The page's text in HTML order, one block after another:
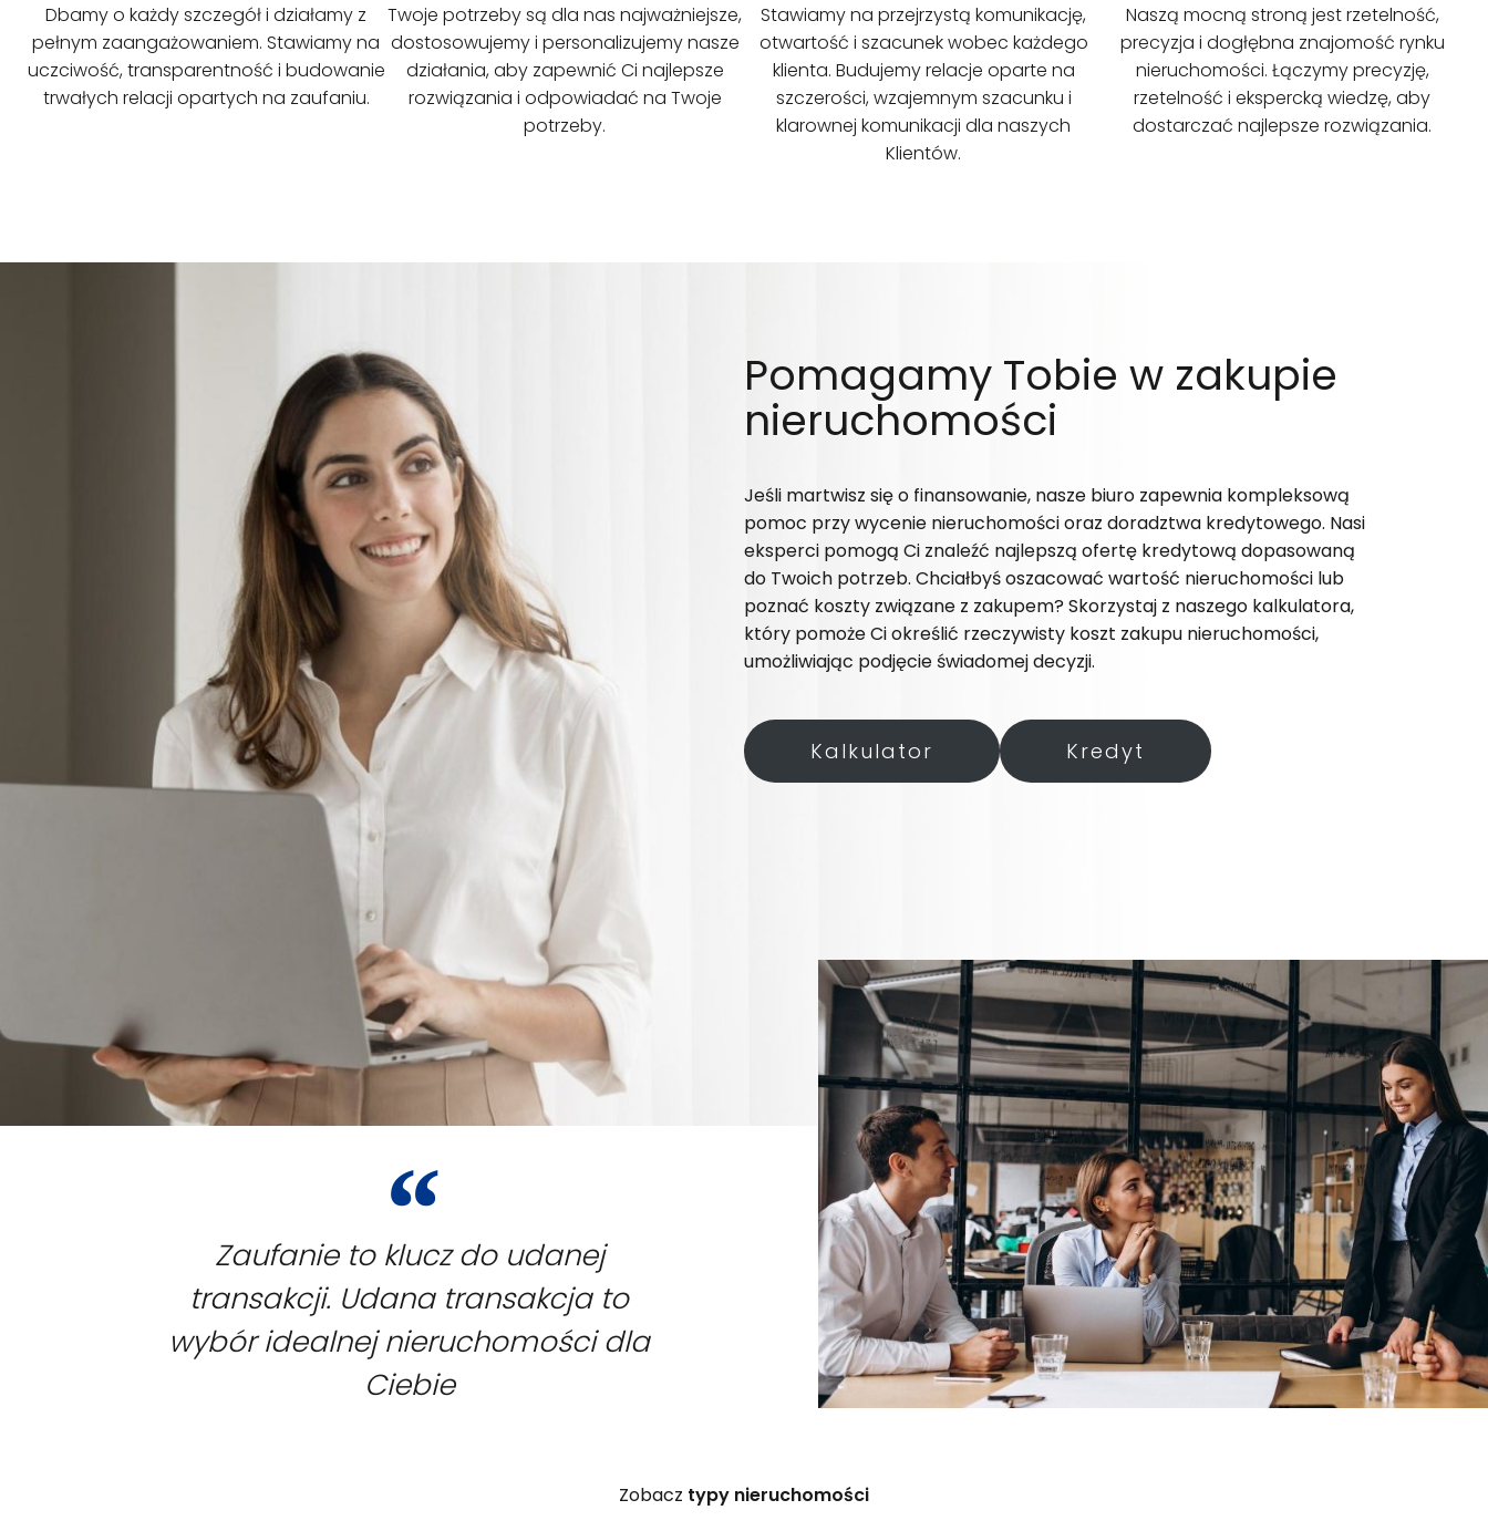
Dbamy o każdy szczegół i działamy z
pełnym zaangażowaniem. Stawiamy na
uczciwość, transparentność i budowanie
trwałych relacji opartych na zaufaniu.
Twoje potrzeby są dla nas najważniejsze,
dostosowujemy i personalizujemy nasze
działania, aby zapewnić Ci najlepsze
rozwiązania i odpowiadać na Twoje
potrzeby.
Stawiamy na przejrzystą komunikację,
otwartość i szacunek wobec każdego
klienta. Budujemy relacje oparte na
szczerości, wzajemnym szacunku i
klarownej komunikacji dla naszych
Klientów.
Naszą mocną stroną jest rzetelność,
precyzja i dogłębna znajomość rynku
nieruchomości. Łączymy precyzję,
rzetelność i ekspercką wiedzę, aby
dostarczać najlepsze rozwiązania.
Pomagamy Tobie w zakupie
nieruchomości
Jeśli martwisz się o finansowanie, nasze biuro zapewnia kompleksową
pomoc przy wycenie nieruchomości oraz doradztwa kredytowego. Nasi
eksperci pomogą Ci znaleźć najlepszą ofertę kredytową dopasowaną
do Twoich potrzeb. Chciałbyś oszacować wartość nieruchomości lub
poznać koszty związane z zakupem? Skorzystaj z naszego kalkulatora,
który pomoże Ci określić rzeczywisty koszt zakupu nieruchomości,
umożliwiając podjęcie świadomej decyzji.
Kalkulator Kredyt
Zaufanie to klucz do udanej
transakcji. Udana transakcja to
wybór idealnej nieruchomości dla
Ciebie
Zobacz typy nieruchomości